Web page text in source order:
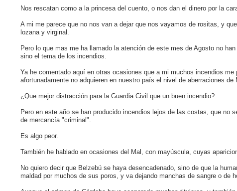
Nos rescatan como a la princesa del cuento, o nos dan el dinero por la
A mi me parece que no nos van a dejar que nos vayamos de rositas, y
lozana y virginal.
Pero lo que mas me ha llamado la atención de este mes de Agosto no
sino el tema de los incendios.
Ya he comentado aquí en otras ocasiones que a mi muchos incendios
afortunadamente no adquieren en nuestro país el nivel de aberraciones
¿Que mejor distracción para la Guardia Civil que un buen incendio?
Pero en este año se han producido incendios lejos de las costas, que no
de mercancía "criminal".
Es algo peor.
También he hablado en ocasiones del Mal, con mayúscula, cuyas
No quiero decir que Belzebú se haya desencadenado, sino de que la
maldad por muchos de sus poros, y va dejando manchas de sangre o de